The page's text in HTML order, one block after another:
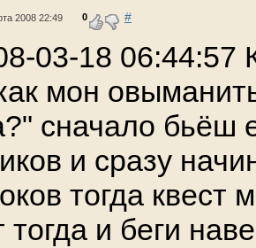
2008 22:49 0 #
03-18 06:44:57
мон
сначало бьёш
и сразу
тогда квест
тогда и беги